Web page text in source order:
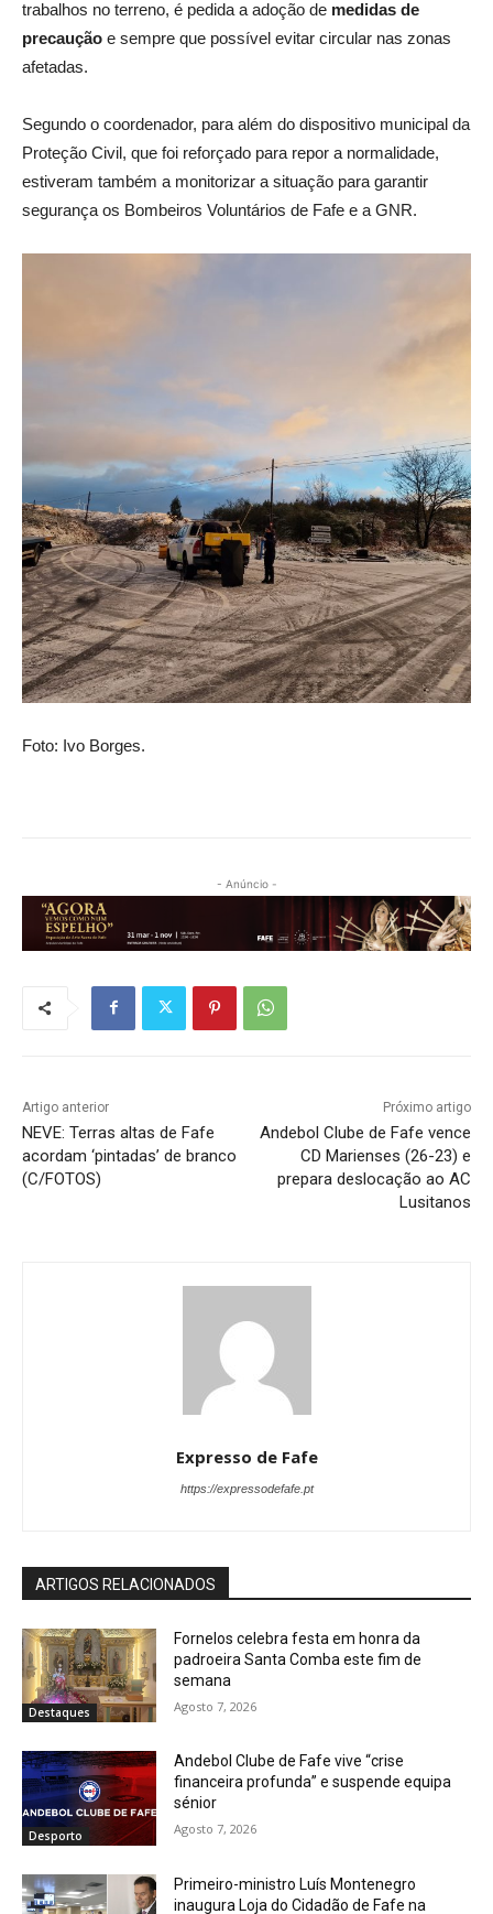
trabalhos no terreno, é pedida a adoção de medidas de
precaução e sempre que possível evitar circular nas zonas
afetadas.
Segundo o coordenador, para além do dispositivo municipal da
Proteção Civil, que foi reforçado para repor a normalidade,
estiveram também a monitorizar a situação para garantir
segurança os Bombeiros Voluntários de Fafe e a GNR.
Foto: Ivo Borges.
- Anúncio -
Artigo anterior
NEVE: Terras altas de Fafe
acordam ‘pintadas’ de branco
(C/FOTOS)
Próximo artigo
Andebol Clube de Fafe vence
CD Marienses (26-23) e
prepara deslocação ao AC
Lusitanos
Expresso de Fafe
https://expressodefafe.pt
ARTIGOS RELACIONADOS
Destaques
Fornelos celebra festa em honra da
padroeira Santa Comba este fim de
semana
Agosto 7, 2026
Desporto
Andebol Clube de Fafe vive “crise
financeira profunda” e suspende equipa
sénior
Agosto 7, 2026
Primeiro-ministro Luís Montenegro
inaugura Loja do Cidadão de Fafe na